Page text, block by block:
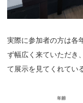
実際に参加者の方は各
ず幅広く来ていただき
て展示を見てくれてい